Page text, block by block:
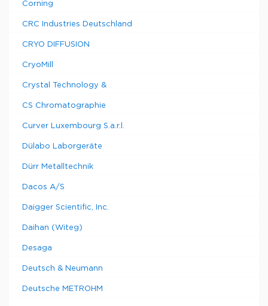
Corning
CRC Industries Deutschland
CRYO DIFFUSION
CryoMill
Crystal Technology &
CS Chromatographie
Curver Luxembourg S.a.r.l.
Dülabo Laborgeräte
Dürr Metalltechnik
Dacos A/S
Daigger Scientific, Inc.
Daihan (Witeg)
Desaga
Deutsch & Neumann
Deutsche METROHM